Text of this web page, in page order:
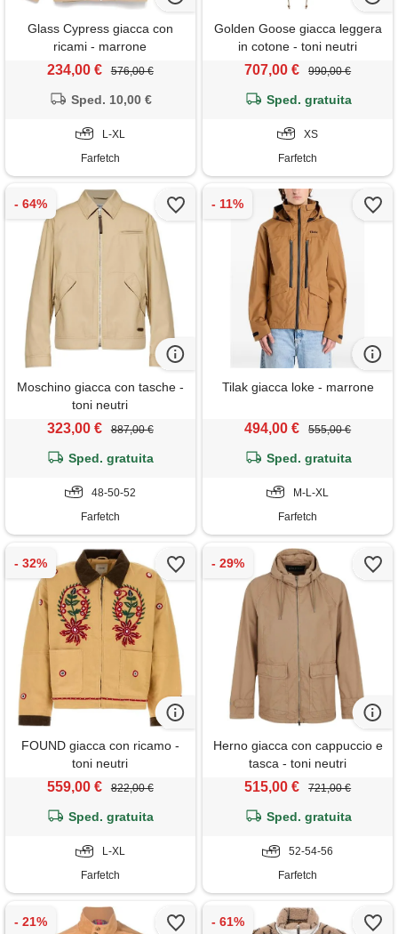
Glass Cypress giacca con
ricami - marrone
234,00 € 576,00 €
Sped. 10,00 €
L-XL
Farfetch
Golden Goose giacca leggera
in cotone - toni neutri
707,00 € 990,00 €
Sped. gratuita
XS
Farfetch
Moschino giacca con tasche -
toni neutri
323,00 € 887,00 €
Sped. gratuita
48-50-52
Farfetch
Tilak giacca loke - marrone
494,00 € 555,00 €
Sped. gratuita
M-L-XL
Farfetch
FOUND giacca con ricamo -
toni neutri
559,00 € 822,00 €
Sped. gratuita
L-XL
Farfetch
Herno giacca con cappuccio e
tasca - toni neutri
515,00 € 721,00 €
Sped. gratuita
52-54-56
Farfetch